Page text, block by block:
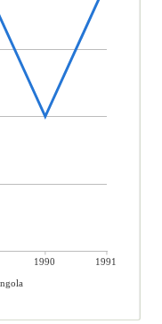
1990
1991